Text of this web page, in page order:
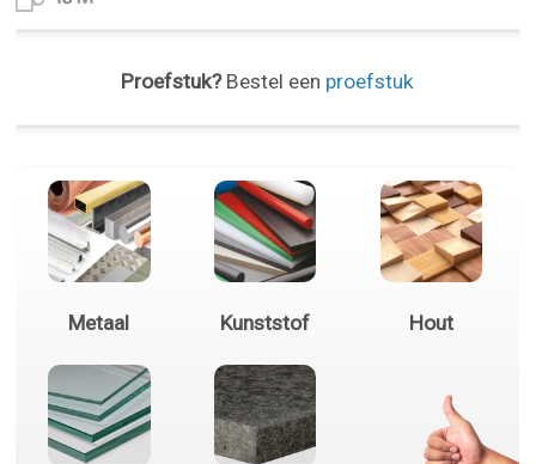
Proefstuk?Bestel een proefstuk
Metaal Kunststof Hout